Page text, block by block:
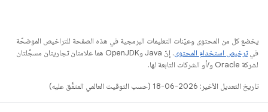
يخضع كل من المحتوى وعيّنات التعليمات البرمجية في هذه الصفحة للتراخيص الموضحّة
فيترخيص استخدام المحتوى
. إنّ Java وOpenJDK هما علامتان تجاريتان مسجَّلتان
لشركة Oracle و/أو الشركات التابعة لها.
تاريخ التعديل الأخير: 2026-06-18 (حسب التوقيت العالمي المتفَّق عليه)